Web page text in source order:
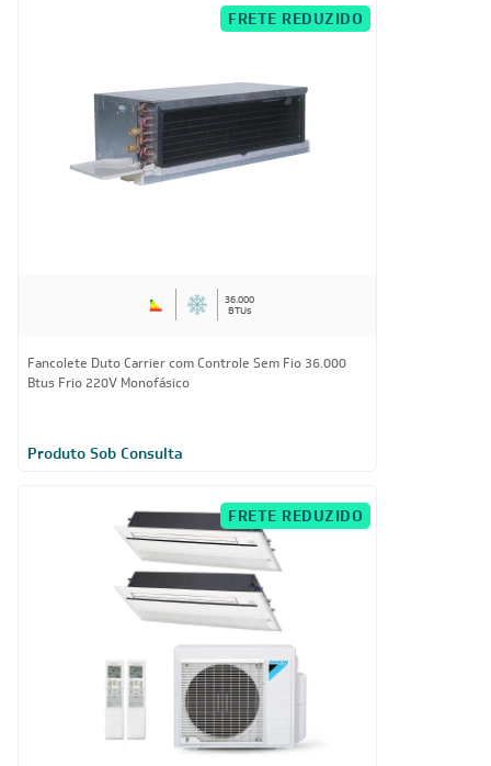
FRETE REDUZIDO
36.000
BTUs
Fancolete Duto Carrier com Controle Sem Fio 36.000
Btus Frio 220V Monofásico
Produto Sob Consulta
FRETE REDUZIDO